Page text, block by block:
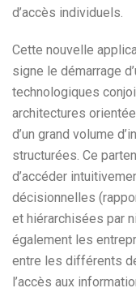
d’accès individuels.
Cette nouvelle
signe le démarrage
technologiques
architectures
d’un grand volume
structurées. Ce
d’accéder
décisionnelles
et hiérarchisées par
également les
entre les différents
l’accès aux